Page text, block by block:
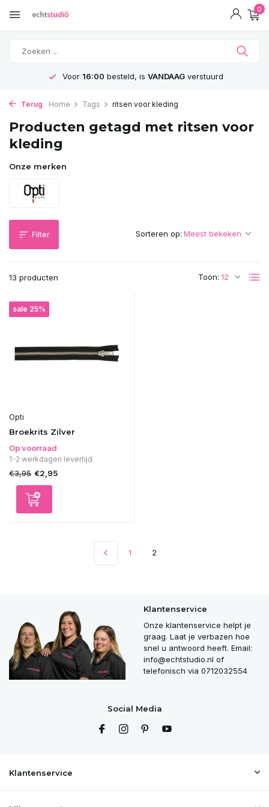
0
Voor 16:00 besteld, is VANDAAGverstuurd
Terug Home Tags ritsen voor kleding
Producten getagd met ritsen voor
kleding
Onze merken
Filter
13 producten Toon:
Sorteren op:
sale 25%
Opti
Broekrits Zilver
Op voorraad
1-2 werkdagen levertijd
€3,95 €2,95
1 2
Klantenservice
Onze klantenservice helpt je
graag. Laat je verbazen hoe
snel u antwoord heeft. Email:
info@echtstudio.nl of
telefonisch via 0712032554
Social Media
Klantenservice